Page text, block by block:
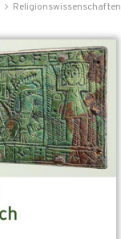
Religionswissenschaften